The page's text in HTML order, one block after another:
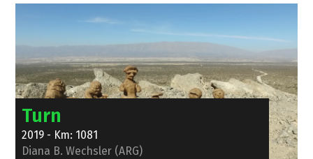
Turn
2019 - Km: 1081
Diana B. Wechsler (ARG)